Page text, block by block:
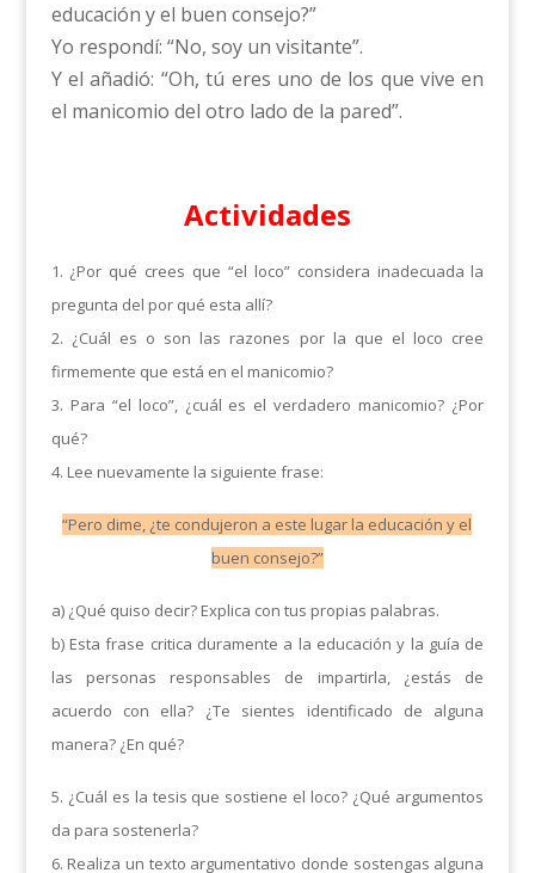
educación y el buen consejo?”
Yo respondí: “No, soy un visitante”.
Y el añadió: “Oh, tú eres uno de los que vive en
el manicomio del otro lado de la pared”.
Actividades
1. ¿Por qué crees que “el loco” considera inadecuada la
pregunta del por qué esta allí?
2. ¿Cuál es o son las razones por la que el loco cree
firmemente que está en el manicomio?
3. Para “el loco”, ¿cuál es el verdadero manicomio? ¿Por
qué?
4. Lee nuevamente la siguiente frase:
“Pero dime, ¿te condujeron a este lugar la educación y el
buen consejo?”
a) ¿Qué quiso decir? Explica con tus propias palabras.
b) Esta frase critica duramente a la educación y la guía de
las personas responsables de impartirla, ¿estás de
acuerdo con ella? ¿Te sientes identificado de alguna
manera? ¿En qué?
5. ¿Cuál es la tesis que sostiene el loco? ¿Qué argumentos
da para sostenerla?
6. Realiza un texto argumentativo donde sostengas alguna